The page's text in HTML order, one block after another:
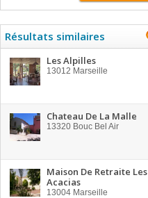
Résultats similaires
Les Alpilles
13012 Marseille
Chateau De La Malle
13320 Bouc Bel Air
Maison De Retraite Les
Acacias
13004 Marseille